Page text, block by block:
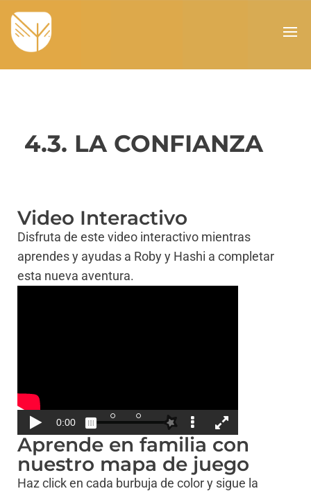
4.3. LA CONFIANZA
Video Interactivo
Disfruta de este video interactivo mientras
aprendes y ayudas a Roby y Hashi a completar
esta nueva aventura.
Aprende en familia con
nuestro mapa de juego
Haz click en cada burbuja de color y sigue la